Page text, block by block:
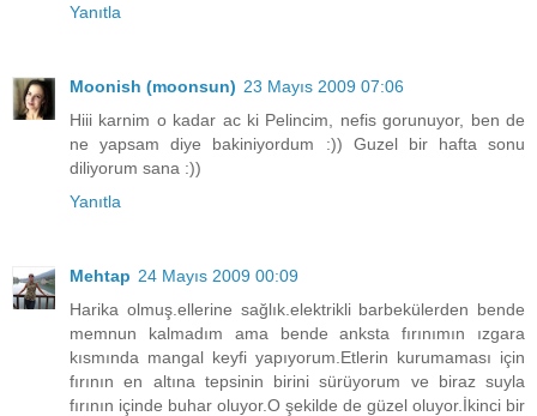
Yanıtla
Moonish (moonsun) 23 Mayıs 2009 07:06
Hiii karnim o kadar ac ki Pelincim, nefis gorunuyor, ben de
ne yapsam diye bakiniyordum :)) Guzel bir hafta sonu
diliyorum sana :))
Yanıtla
Mehtap 24 Mayıs 2009 00:09
Harika olmuş.ellerine sağlık.elektrikli barbekülerden bende
memnun kalmadım ama bende anksta fırınımın ızgara
kısmında mangal keyfi yapıyorum.Etlerin kurumaması için
fırının en altına tepsinin birini sürüyorum ve biraz suyla
fırının içinde buhar oluyor.O şekilde de güzel oluyor.İkinci bir